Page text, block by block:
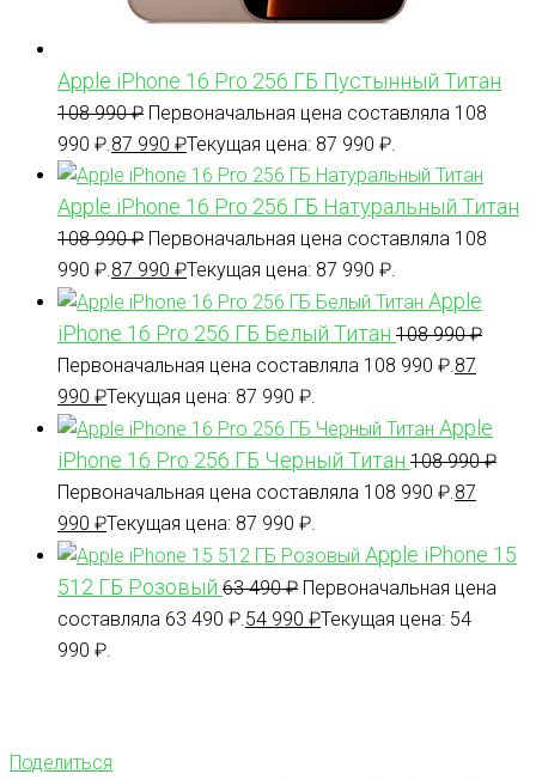
Apple iPhone 16 Pro 256 ГБ Пустынный Титан
108 990₽ Первоначальная цена составляла 108
990 ₽. 87 990 ₽Текущая цена: 87 990 ₽.
Apple iPhone 16 Pro 256 ГБ Натуральный Титан
108 990₽ Первоначальная цена составляла 108
990 ₽. 87 990 ₽Текущая цена: 87 990 ₽.
Apple
iPhone 16 Pro 256 ГБ Белый Титан 108 990₽
Первоначальная цена составляла 108 990 ₽. 87
990 ₽Текущая цена: 87 990 ₽.
Apple
iPhone 16 Pro 256 ГБ Черный Титан 108 990₽
Первоначальная цена составляла 108 990 ₽. 87
990 ₽Текущая цена: 87 990 ₽.
Apple iPhone 15
512 ГБ Розовый 63 490₽ Первоначальная цена
составляла 63 490 ₽. 54 990 ₽Текущая цена: 54
990 ₽.
Поделиться